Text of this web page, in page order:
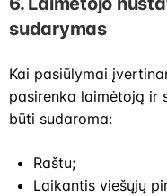
sudarymas
Kai pasiūlymai
pasirenka laimėtoją ir
būti sudaroma:
Raštu;
Laikantis viešųjų